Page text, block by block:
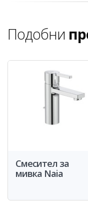
Подобни
Смесител за
мивка Naia